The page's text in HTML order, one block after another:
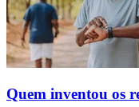
Quem inventou os